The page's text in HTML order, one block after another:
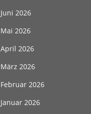
Juni 2026
Mai 2026
April 2026
März 2026
Februar 2026
Januar 2026